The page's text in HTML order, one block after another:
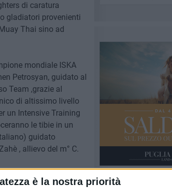
è la nostra priorità
di caratura
gladiatori provenienti
Thai sino ad
mondiale ISKA
Petrosyan, guidato al
Team ,grazie al
di altissimo livello
un Intensive Training
le tibie in un
guidato
, allievo del m° C.